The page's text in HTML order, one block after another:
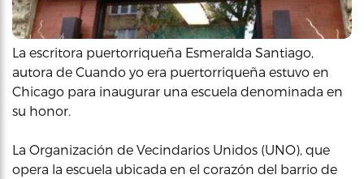
La escritora puertorriqueña Esmeralda Santiago,
autora de Cuando yo era puertorriqueña estuvo en
Chicago para inaugurar una escuela denominada en
su honor.
La Organización de Vecindarios Unidos (UNO), que
opera la escuela ubicada en el corazón del barrio de